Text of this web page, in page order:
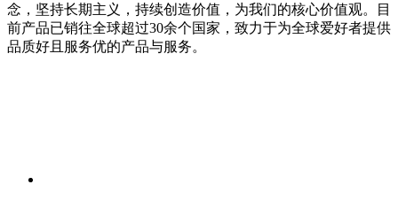
念，坚持长期主义，持续创造价值，为我们的核心价值观。目
前产品已销往全球超过30余个国家，致力于为全球爱好者提供
品质好且服务优的产品与服务。